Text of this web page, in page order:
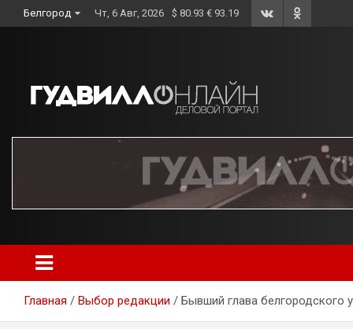
to
Белгород Чт, 6 Авг, 2026 $ 80.93 € 93.19
Главная Выбор редакции Бывший глава белгородского